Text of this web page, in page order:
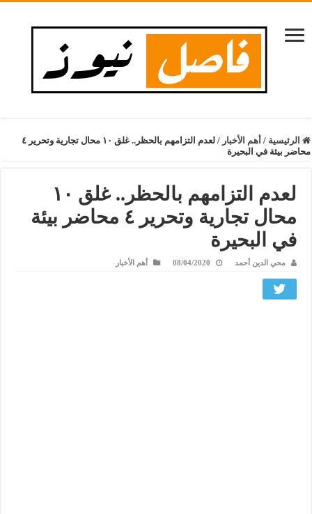
الرئيسية / أهم الأخبار /
لعدم التزامهم بالحظر.. غلق ١٠ محال تجارية وتحرير ٤
محاضر بيئة في البحيرة
لعدم التزامهم بالحظر.. غلق ١٠
محال تجارية وتحرير ٤ محاضر بيئة
في البحيرة
محي الدين أحمد 08/04/2020 أهم الأخبار